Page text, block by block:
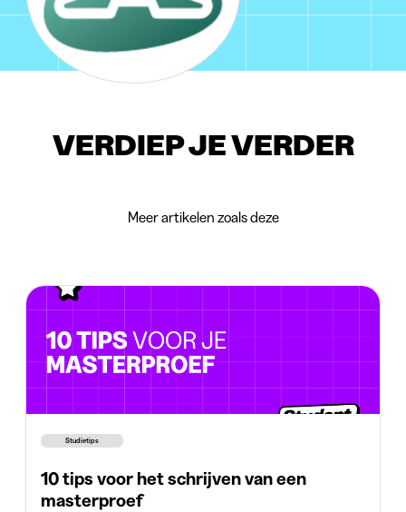
VERDIEP JE VERDER
Meer artikelen zoals deze
Studietips
10 tips voor het schrijven van een
masterproef